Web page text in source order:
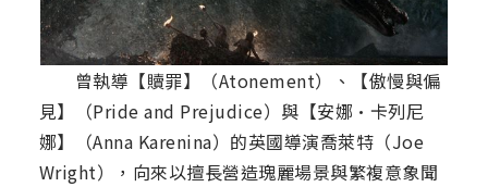
曾執導【贖罪】（Atonement）、【傲慢與偏
見】（Pride and Prejudice）與【安娜·卡列尼
娜】（Anna Karenina）的英國導演喬萊特（Joe
Wright），向來以擅長營造瑰麗場景與繁複意象聞